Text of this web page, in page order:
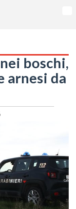
boschi,
arnesi da